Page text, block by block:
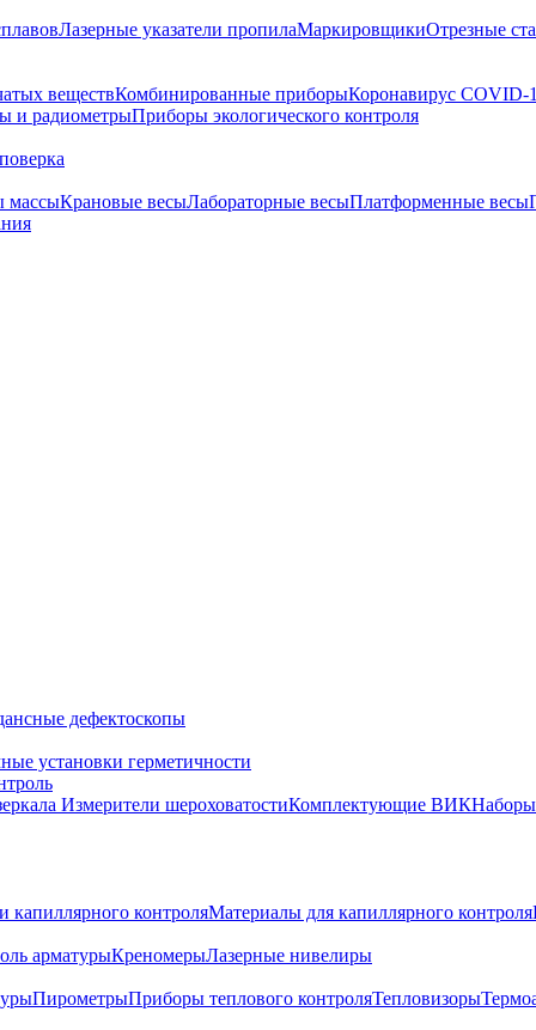
Лазерные указатели пропилаМаркировщикиОтрезные
веществКомбинированные приборыКоронавирус COVID-
и радиометрыПриборы экологического контроля
массыКрановые весыЛабораторные весыПлатформенные весы
дефектоскопы
установки герметичности
Измерители шероховатостиКомплектующие ВИК
капиллярного контроляМатериалы для капиллярного контроля
арматурыКреномерыЛазерные нивелиры
ПирометрыПриборы теплового контроляТепловизоры